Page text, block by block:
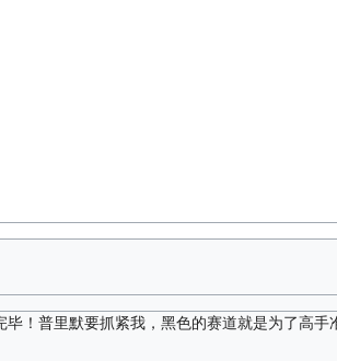
毕！普里默要抓紧我，黑色的赛道就是为了高